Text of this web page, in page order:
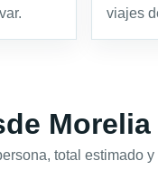
viajes
Morelia
total estimado